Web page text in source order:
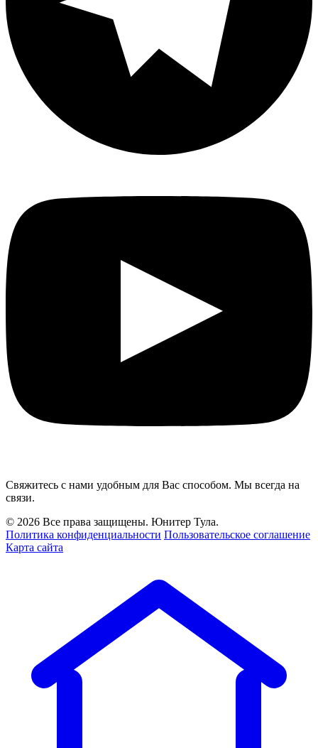
Свяжитесь с нами удобным для Вас способом. Мы всегда на
связи.
© 2026 Все права защищены. Юнитер Тула.
Политика конфиденциальности Пользовательское соглашение
Карта сайта